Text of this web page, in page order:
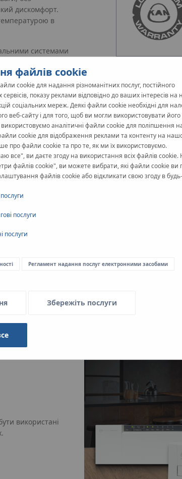
дискомфорт.
в
системами
а отже, до
Дротове і
Компанія KAN пропонує
це
обмінюються даними з
це, в
монтажу електричних
використані
файлів cookie
cookie для надання різноманітних послуг, постійного
показу реклами відповідно до ваших інтересів
соціальних мереж. Деякі файли cookie необхідні для
веб-сайту і для того, щоб ви могли використовувати його
аналітичні файли cookie для поліпшення
cookie для відображення реклами та контенту на
про файли cookie та про те, як ми їх використовуємо.
все", ви даєте згоду на використання всіх файлів
файлів cookie", ви можете вибрати, які файли cookie ви
файлів cookie або відкликати свою згоду в
послуги
послуги
Регламент надання послуг електронними засобами
Збережіть послуги